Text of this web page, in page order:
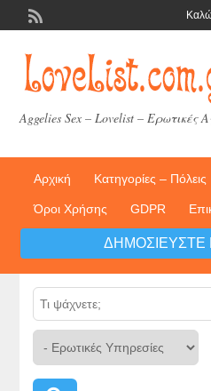
Aggelies Sex – Lovelist – Ερωτικές
Αρχική Κατηγορίες – Πόλεις
Όροι Χρήσης GDPR
ΔΗΜΟΣΙΕΎΣΤΕ